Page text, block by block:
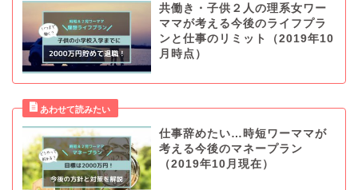
共働き・子供２人の理系女ワー
ママが考える今後のライフプラ
ンと仕事のリミット（2019年10
月時点）
仕事辞めたい…時短ワーママが
考える今後のマネープラン
（2019年10月現在）